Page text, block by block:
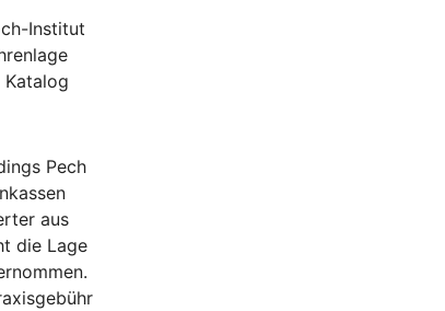
Institut
Pech
aus
die Lage